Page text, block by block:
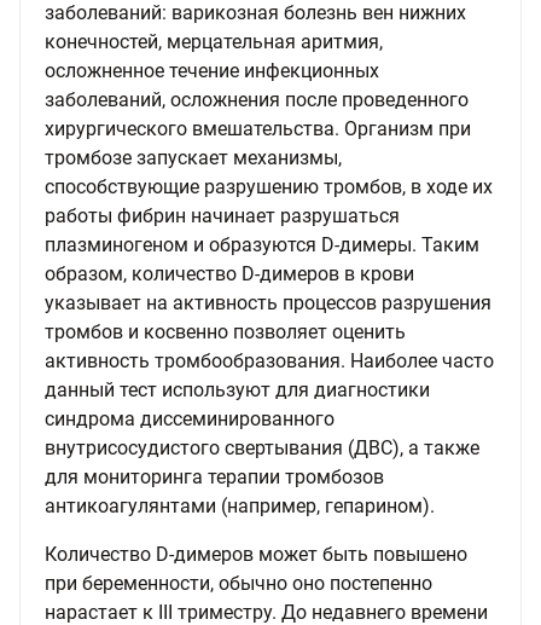
заболеваний: варикозная болезнь вен нижних
конечностей, мерцательная аритмия,
осложненное течение инфекционных
заболеваний, осложнения после проведенного
хирургического вмешательства. Организм при
тромбозе запускает механизмы,
способствующие разрушению тромбов, в ходе их
работы фибрин начинает разрушаться
плазминогеном и образуются D-димеры. Таким
образом, количество D-димеров в крови
указывает на активность процессов разрушения
тромбов и косвенно позволяет оценить
активность тромбообразования. Наиболее часто
данный тест используют для диагностики
синдрома диссеминированного
внутрисосудистого свертывания (ДВС), а также
для мониторинга терапии тромбозов
антикоагулянтами (например, гепарином).
Количество D-димеров может быть повышено
при беременности, обычно оно постепенно
нарастает к III триместру. До недавнего времени